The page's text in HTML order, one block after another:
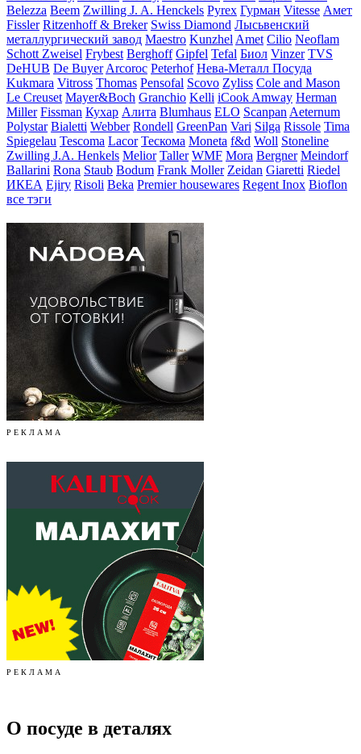
Belezza Beem Zwilling J. A. Henckels Pyrex Гурман Vitesse Амет
Fissler Ritzenhoff & Breker Swiss Diamond Лысьвенский
металлургический завод Maestro Kunzhel Amet Cilio Neoflam
Schott Zweisel Frybest Berghoff Gipfel Tefal Биол Vinzer TVS
DeHUB De Buyer Arcoroc Peterhof Нева-Металл Посуда
Kukmara Vitross Thomas Pensofal Scovo Zyliss Cole and Mason
Le Creuset Mayer&Boch Granchio Kelli iCook Amway Herman
Miller Fissman Кухар Алита Blumhaus ELO Scanpan Aeternum
Polystar Bialetti Webber Rondell GreenPan Vari Silga Rissole Tima
Spiegelau Tescoma Lacor Тескома Moneta f&d Woll Stoneline
Zwilling J.A. Henkels Melior Taller WMF Mora Bergner Meindorf
Ballarini Rona Staub Bodum Frank Moller Zeidan Giaretti Riedel
ИКЕА Ejiry Risoli Beka Premier housewares Regent Inox Bioflon
все тэги
Р Е К Л А М А
Р Е К Л А М А
О посуде в деталях